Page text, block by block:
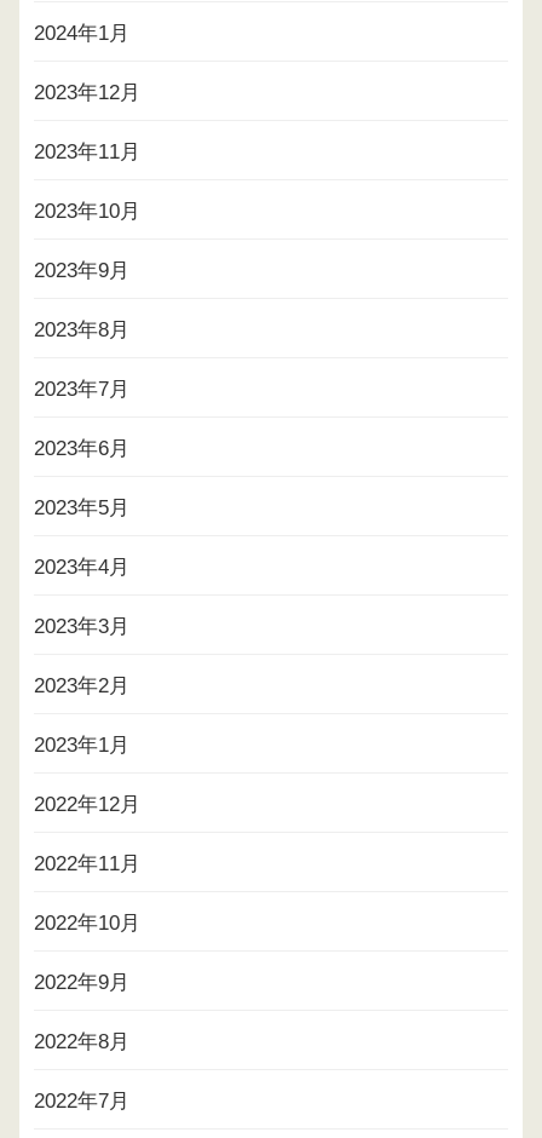
2024年1月
2023年12月
2023年11月
2023年10月
2023年9月
2023年8月
2023年7月
2023年6月
2023年5月
2023年4月
2023年3月
2023年2月
2023年1月
2022年12月
2022年11月
2022年10月
2022年9月
2022年8月
2022年7月